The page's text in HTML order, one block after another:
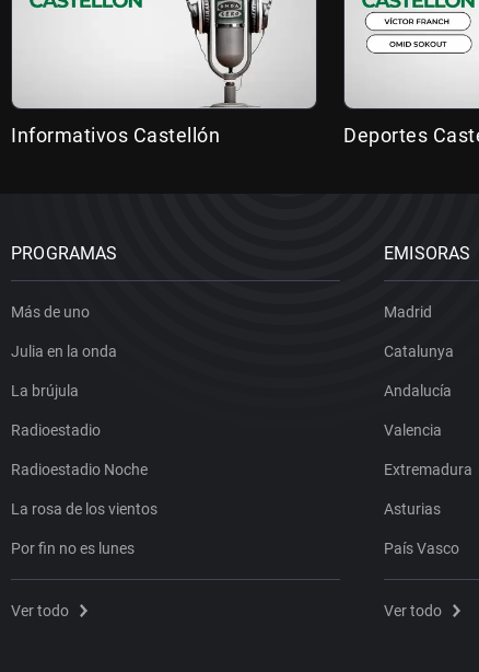
Informativos Castellón Deportes
PROGRAMAS
Más de uno
Julia en la onda
La brújula
Radioestadio
Radioestadio Noche
La rosa de los vientos
Por fin no es lunes
Ver todo
EMISORAS
Madrid
Catalunya
Andalucía
Valencia
Extremadura
Asturias
País Vasco
Ver todo